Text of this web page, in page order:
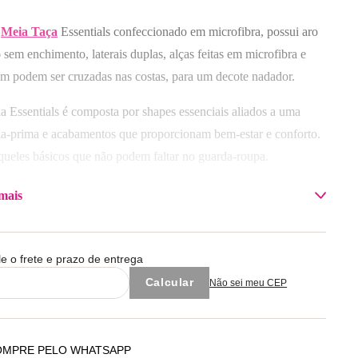
a taça
B C
Adicionar à sacola
Selecione o tamanho
P M G
Adicionar à sacola
Meia Taça Essentials confeccionado em microfibra, possui aro
sem enchimento, laterais duplas, alças feitas em microfibra e
podem ser cruzadas nas costas, para um decote nadador.
Essentials é composta por shapes essenciais aliados a uma
prima e acabamentos que proporcionam bem-estar e conforto.
básicos que não podem faltar no guarda-roupa.
Corpo 85% Poliamida / 15% Elastano / Forro do Bojo
o frete e prazo de entrega
Não sei meu CEP
PELO WHATSAPP